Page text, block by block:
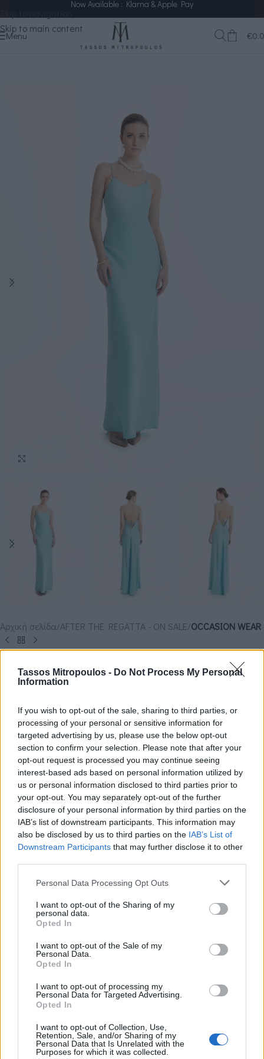
Tassos Mitropoulos - Do Not Process My Personal
Information
If you wish to opt-out of the sale, sharing to third parties, or
processing of your personal or sensitive information for
targeted advertising by us, please use the below opt-out
section to confirm your selection. Please note that after your
opt-out request is processed you may continue seeing
interest-based ads based on personal information utilized by
us or personal information disclosed to third parties prior to
your opt-out. You may separately opt-out of the further
disclosure of your personal information by third parties on the
IAB’s list of downstream participants. This information may
also be disclosed by us to third parties on the IAB’s List of
Downstream Participants that may further disclose it to other
Personal Data Processing Opt Outs
I want to opt-out of the Sharing of my
personal data.
Opted In
I want to opt-out of the Sale of my
Personal Data.
Opted In
I want to opt-out of processing my
Personal Data for Targeted Advertising.
Opted In
I want to opt-out of Collection, Use,
Retention, Sale, and/or Sharing of my
Personal Data that Is Unrelated with the
Purposes for which it was collected.
Skip to main content
Now Available : Klarna & Apple Pay
Menu €
Αρχική σελίδα AFTER THE REGATTA - ON SALE OCCASION WEAR
ΦΟΡΕΜΑ ΜΑΞΙ MARCELLA
ΧΡΏΜΑ
ΜΈΓΕΘΟΣ Large
ΠΡΟΣΘΉΚΗ ΣΤΟ ΚΑΛΆΘΙ
Κάνε τις αγορές σου εύκολα & γρήγορα με KLARNA
έως 3 άτοκες δόσεις χωρίς πιστωτική κάρτα!
Add to wishlist Size guide
Περιγραφή
100% PES
σατέν ύφασμα.
Ρυθμιζόμενες λεπτές τιράντες με διακριτικά μεταλλικά στοιχεία
V-neck ντεκολτέ που αναδεικνύει τη θηλυκότητα με έναν
διακριτικό τρόπο.
Ρευστή, μακριά γραμμή που χαρίζει κίνηση και κομψότητα σε
κάθε βήμα.
Ελαφριά εφαρμογή και μεταξένια υφή για απόλυτη αίσθηση